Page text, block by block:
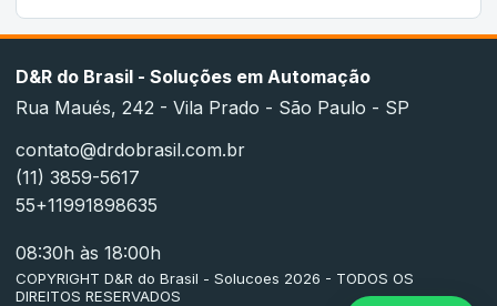
D&R do Brasil - Soluções em Automação
Rua Maués, 242 - Vila Prado - São Paulo - SP
contato@drdobrasil.com.br
(11) 3859-5617
55+11991898635
08:30h às 18:00h
COPYRIGHT D&R do Brasil - Solucoes 2026 - TODOS OS
DIREITOS RESERVADOS